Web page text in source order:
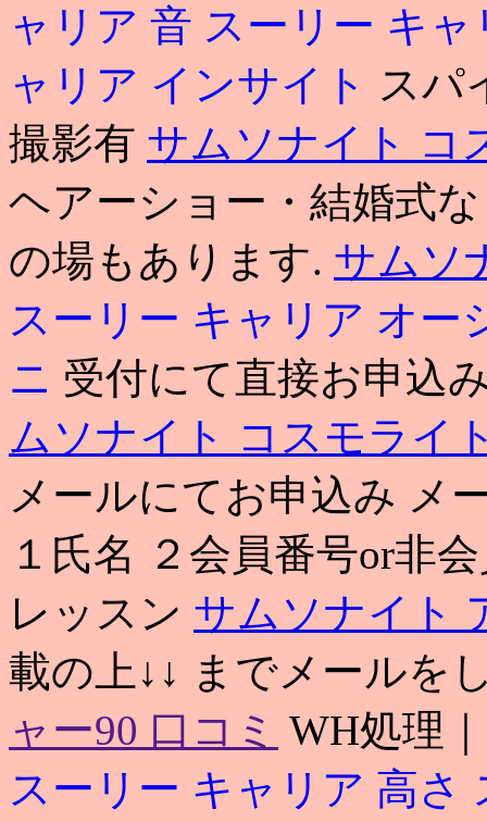
ャリア 音 スーリー キ
ャリア インサイト スパ
撮影有 サムソナイト コ
ヘアーショー・結婚式
の場もあります. サムソ
スーリー キャリア オー
ニ 受付にて直接お申込
ムソナイト コスモライ
メールにてお申込み メ
１氏名 ２会員番号or非
レッスン サムソナイト
載の上↓↓ までメールを
ャー90 口コミ WH処理
スーリー キャリア 高さ